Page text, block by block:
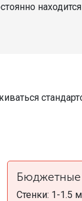
Стенки: 1-1.5